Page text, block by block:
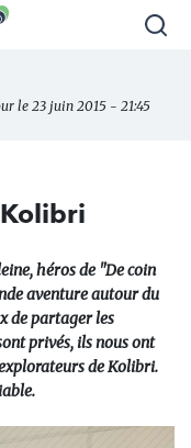
le 23 juin 2015 - 21:45
héros de "De coin
aventure autour du
de partager les
privés, ils nous ont
de Kolibri.